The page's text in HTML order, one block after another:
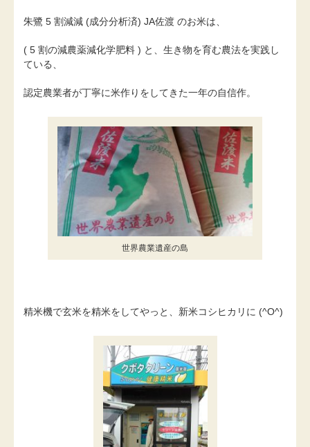
朱鷺 5 割減減 (成分分析済) JA佐渡 のお米は、
( 5 割の減農薬減化学肥料 ) と、生き物を育む農法を実践し
ている、
認定農業者が丁寧に米作りをしてきた一年の自信作。
世界農業遺産の島
精米機で玄米を精米をしてやっと、新米コシヒカリに (^O^)